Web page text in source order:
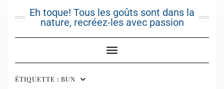
Eh toque! Tous les goûts sont dans la
nature, recréez-les avec passion
Toggle Navigation
ÉTIQUETTE : BUN